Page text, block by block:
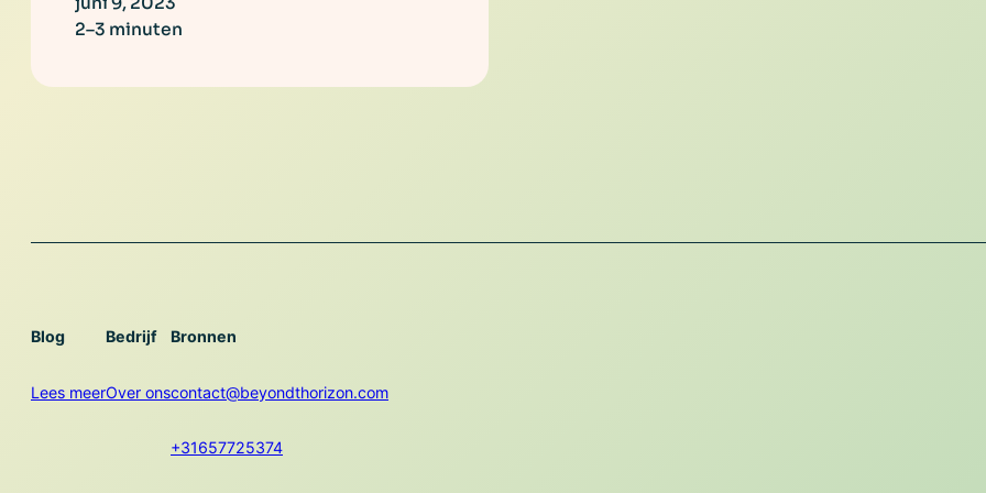
2–3 minuten
Blog
Lees meer
Bedrijf
Over ons
Bronnen
contact@beyondthorizon.com
+31657725374